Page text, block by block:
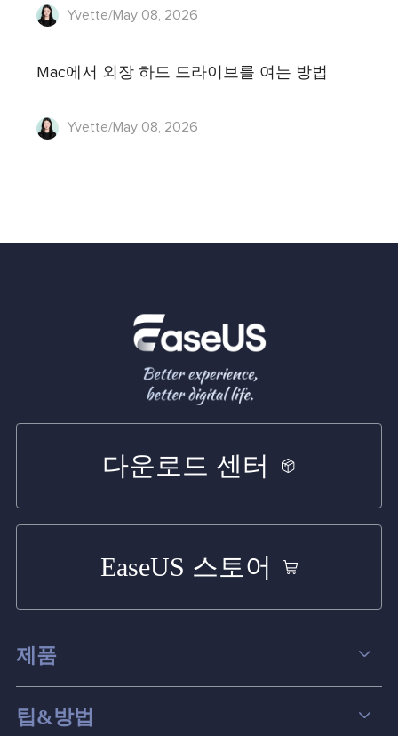
Yvette/May 08, 2026
Mac에서 외장 하드 드라이브를 여는 방법
Yvette/May 08, 2026
다운로드 센터
EaseUS 스토어
제품
데이터 복구
팁&방법